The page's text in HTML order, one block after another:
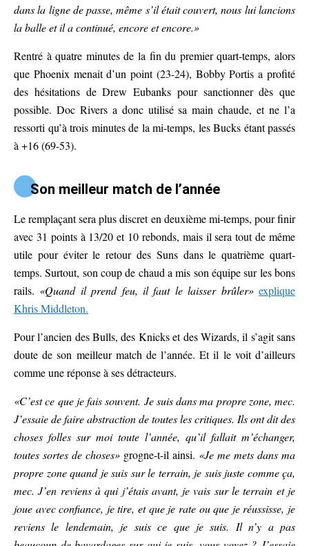
dans la ligne de passe, même s’il était couvert, nous lui lancions
la balle et il a continué, encore et encore.»
Rentré à quatre minutes de la fin du premier quart-temps, alors
que Phoenix menait d’un point (23-24), Bobby Portis a profité
des hésitations de Drew Eubanks pour sanctionner dès que
possible. Doc Rivers a donc utilisé sa main chaude, et ne l’a
ressorti qu’à trois minutes de la mi-temps, les Bucks étant passés
à +16 (69-53).
Son meilleur match de l’année
Le remplaçant sera plus discret en deuxième mi-temps, pour finir
avec 31 points à 13/20 et 10 rebonds, mais il sera tout de même
utile pour éviter le retour des Suns dans le quatrième quart-
temps. Surtout, son coup de chaud a mis son équipe sur les bons
rails. «Quand il prend feu, il faut le laisser brûler» explique
Khris Middleton.
Pour l’ancien des Bulls, des Knicks et des Wizards, il s’agit sans
doute de son meilleur match de l’année. Et il le voit d’ailleurs
comme une réponse à ses détracteurs.
«C’est ce que je fais souvent. Je suis dans ma propre zone, mec.
J’essaie de faire abstraction de toutes les critiques. Ils ont dit des
choses folles sur moi toute l’année, qu’il fallait m’échanger,
toutes sortes de choses» grogne-t-il ainsi. «Je me mets dans ma
propre zone quand je suis sur le terrain, je suis juste comme ça,
mec. J’en reviens à qui j’étais avant, je vais sur le terrain et je
joue avec confiance, je tire, et que je rate ou que je réussisse, je
reviens le lendemain, je suis ce que je suis. Il n’y a pas